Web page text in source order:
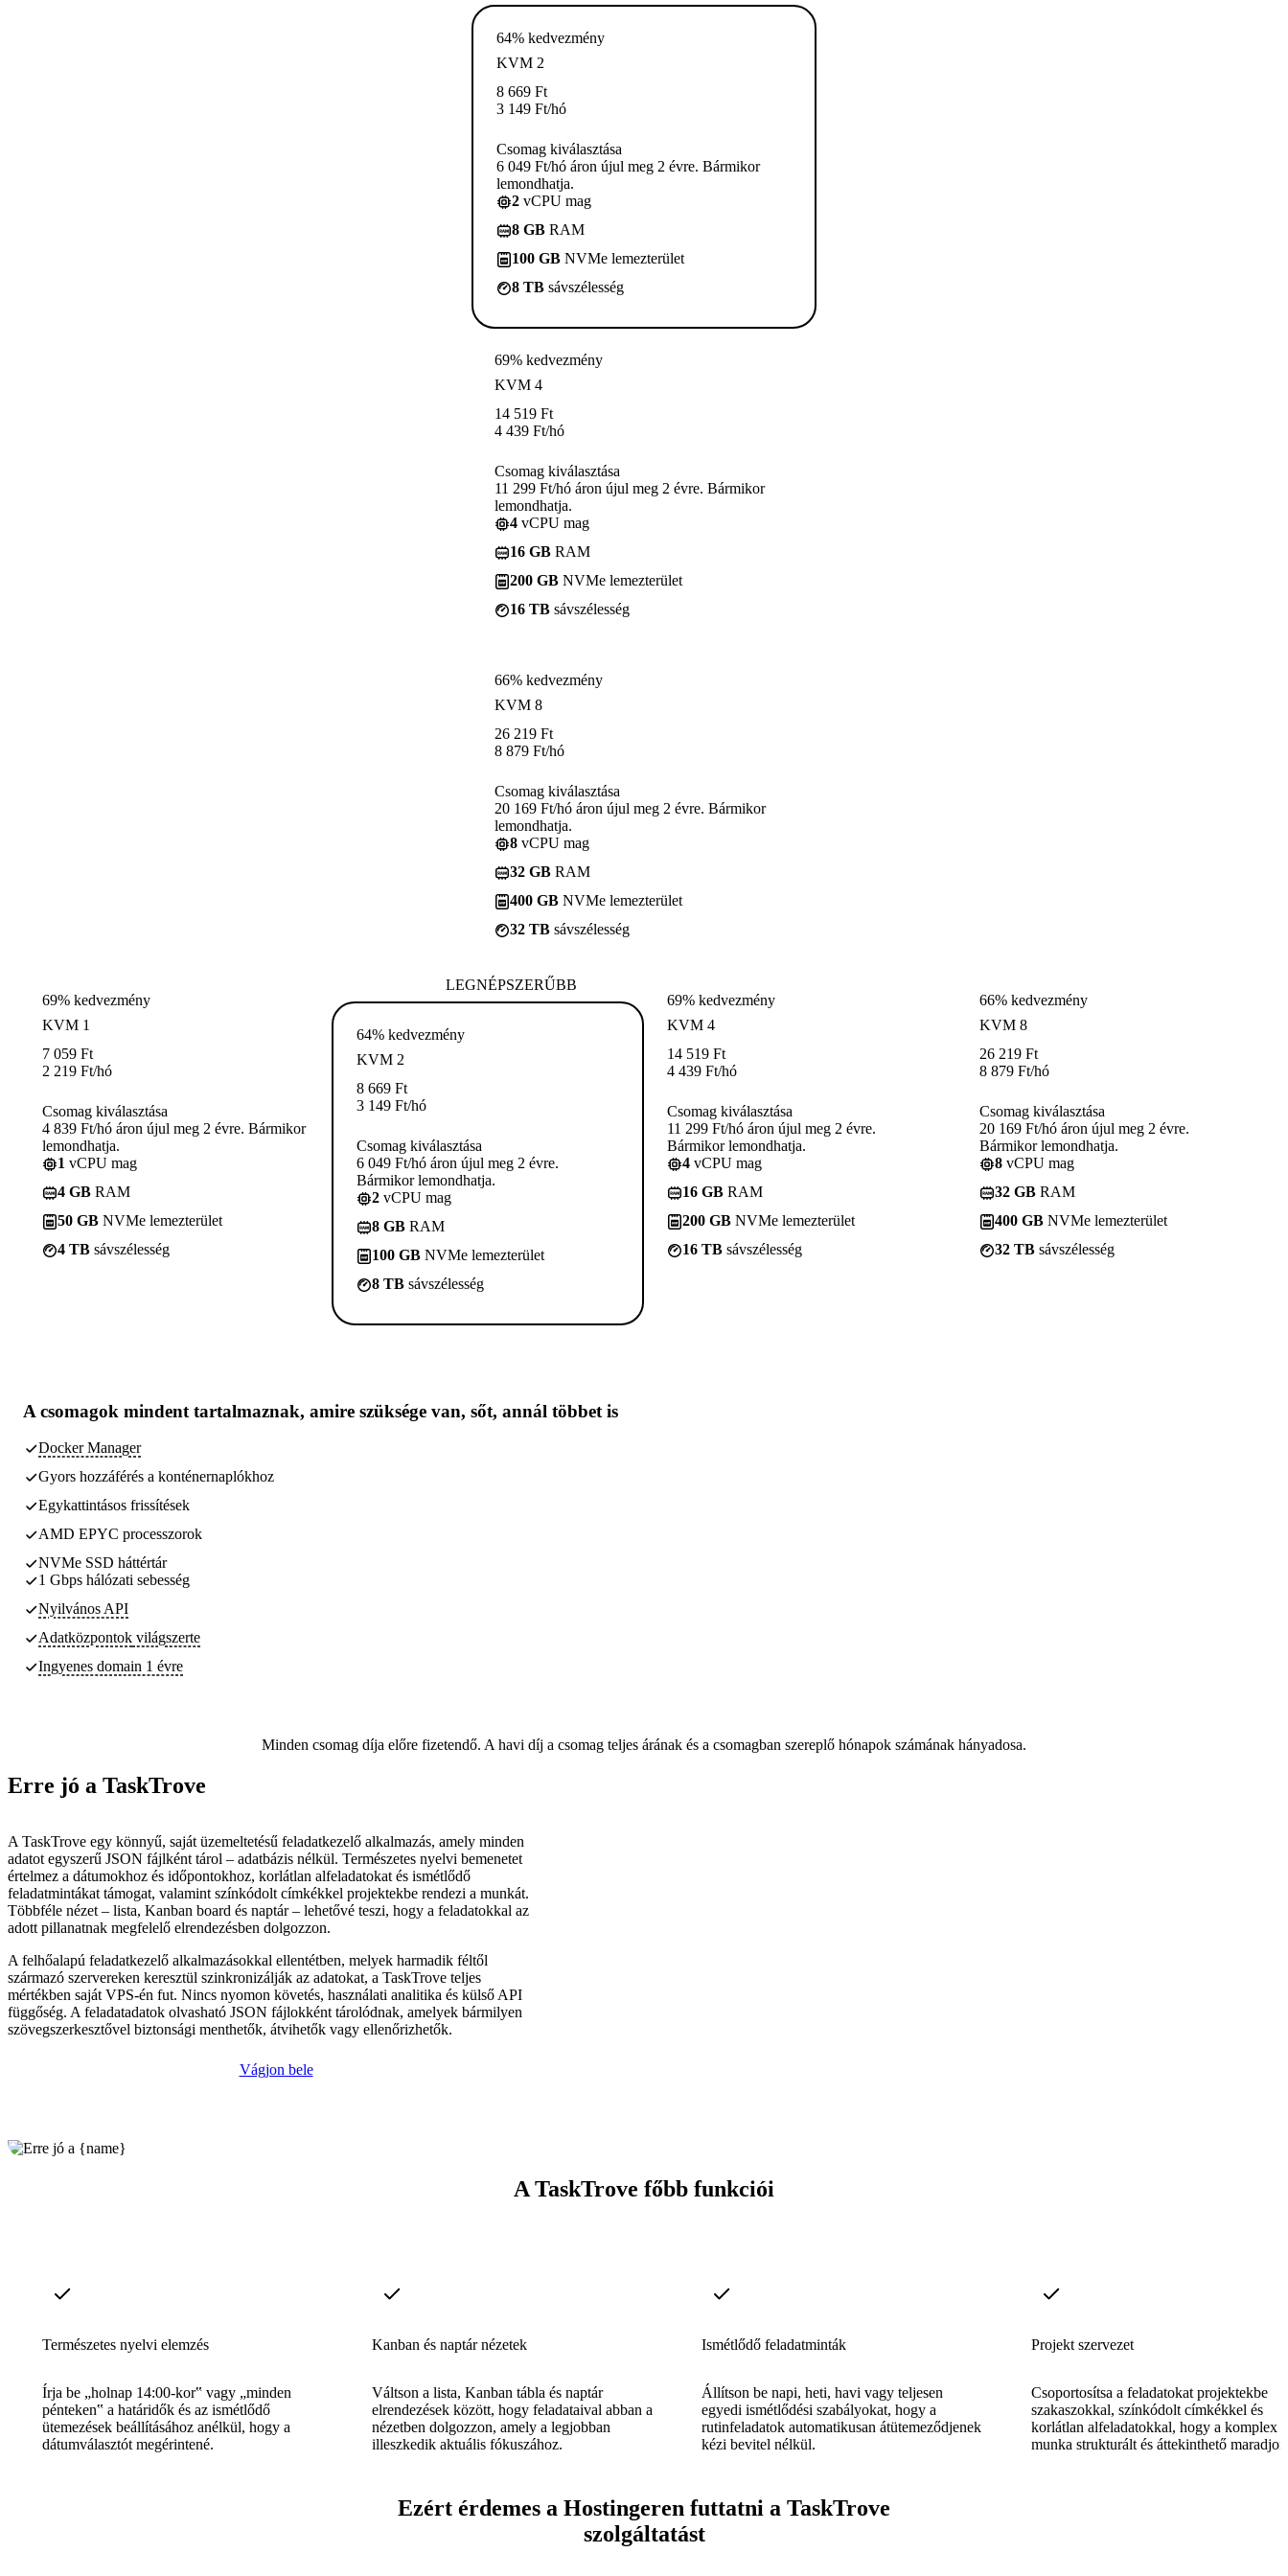
64% kedvezmény
KVM 2
8 669 Ft
3 149 Ft/hó
Csomag kiválasztása
6 049 Ft/hó áron újul meg 2 évre. Bármikor
lemondhatja.
2 vCPU mag
8 GB RAM
100 GB NVMe lemezterület
8 TB sávszélesség
69% kedvezmény
KVM 4
14 519 Ft
4 439 Ft/hó
Csomag kiválasztása
11 299 Ft/hó áron újul meg 2 évre. Bármikor
lemondhatja.
4 vCPU mag
16 GB RAM
200 GB NVMe lemezterület
16 TB sávszélesség
66% kedvezmény
KVM 8
26 219 Ft
8 879 Ft/hó
Csomag kiválasztása
20 169 Ft/hó áron újul meg 2 évre. Bármikor
lemondhatja.
8 vCPU mag
32 GB RAM
400 GB NVMe lemezterület
32 TB sávszélesség
69% kedvezmény
KVM 1
7 059 Ft
2 219 Ft/hó
Csomag kiválasztása
4 839 Ft/hó áron újul meg 2 évre. Bármikor
lemondhatja.
1 vCPU mag
4 GB RAM
50 GB NVMe lemezterület
4 TB sávszélesség
LEGNÉPSZERŰBB
64% kedvezmény
KVM 2
8 669 Ft
3 149 Ft/hó
Csomag kiválasztása
6 049 Ft/hó áron újul meg 2 évre.
Bármikor lemondhatja.
2 vCPU mag
8 GB RAM
100 GB NVMe lemezterület
8 TB sávszélesség
69% kedvezmény
KVM 4
14 519 Ft
4 439 Ft/hó
Csomag kiválasztása
11 299 Ft/hó áron újul meg 2 évre.
Bármikor lemondhatja.
4 vCPU mag
16 GB RAM
200 GB NVMe lemezterület
16 TB sávszélesség
66% kedvezmény
KVM 8
26 219 Ft
8 879 Ft/hó
Csomag kiválasztása
20 169 Ft/hó áron újul meg 2 évre.
Bármikor lemondhatja.
8 vCPU mag
32 GB RAM
400 GB NVMe lemezterület
32 TB sávszélesség
A csomagok mindent tartalmaznak, amire szüksége van, sőt, annál többet is
Docker Manager
Gyors hozzáférés a konténernaplókhoz
Egykattintásos frissítések
AMD EPYC processzorok
NVMe SSD háttértár
1 Gbps hálózati sebesség
Nyilvános API
Adatközpontok világszerte
Ingyenes domain 1 évre
Minden csomag díja előre fizetendő. A havi díj a csomag teljes árának és a csomagban szereplő hónapok számának hányadosa.
Erre jó a TaskTrove
A TaskTrove egy könnyű, saját üzemeltetésű feladatkezelő alkalmazás, amely minden
adatot egyszerű JSON fájlként tárol – adatbázis nélkül. Természetes nyelvi bemenetet
értelmez a dátumokhoz és időpontokhoz, korlátlan alfeladatokat és ismétlődő
feladatmintákat támogat, valamint színkódolt címkékkel projektekbe rendezi a munkát.
Többféle nézet – lista, Kanban board és naptár – lehetővé teszi, hogy a feladatokkal az
adott pillanatnak megfelelő elrendezésben dolgozzon.
A felhőalapú feladatkezelő alkalmazásokkal ellentétben, melyek harmadik féltől
származó szervereken keresztül szinkronizálják az adatokat, a TaskTrove teljes
mértékben saját VPS-én fut. Nincs nyomon követés, használati analitika és külső API
függőség. A feladatadatok olvasható JSON fájlokként tárolódnak, amelyek bármilyen
szövegszerkesztővel biztonsági menthetők, átvihetők vagy ellenőrizhetők.
Vágjon bele
A TaskTrove főbb funkciói
Természetes nyelvi elemzés
Írja be „holnap 14:00-kor‟ vagy „minden
pénteken‟ a határidők és az ismétlődő
ütemezések beállításához anélkül, hogy a
dátumválasztót megérintené.
Kanban és naptár nézetek
Váltson a lista, Kanban tábla és naptár
elrendezések között, hogy feladataival abban a
nézetben dolgozzon, amely a legjobban
illeszkedik aktuális fókuszához.
Ismétlődő feladatminták
Állítson be napi, heti, havi vagy teljesen
egyedi ismétlődési szabályokat, hogy a
rutinfeladatok automatikusan átütemeződjenek
kézi bevitel nélkül.
Projekt szervezet
Csoportosítsa a feladatokat projektekbe
szakaszokkal, színkódolt címkékkel és
korlátlan alfeladatokkal, hogy a komplex
munka strukturált és áttekinthető
Ezért érdemes a Hostingeren futtatni a TaskTrove
szolgáltatást